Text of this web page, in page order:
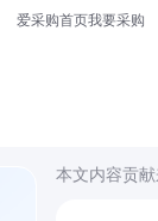
爱采购首页我要采购
本文内容贡献